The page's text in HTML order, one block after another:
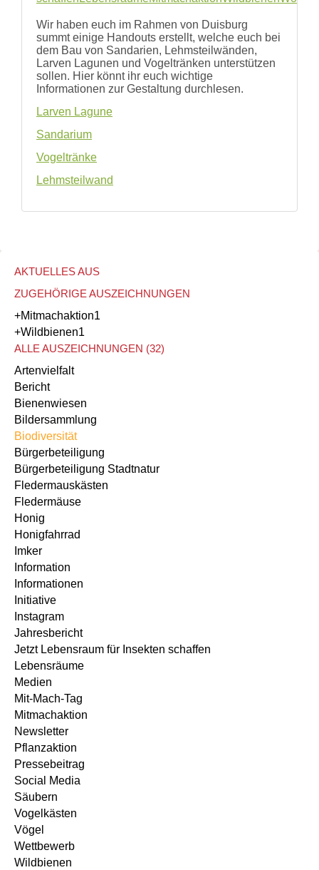
Literatur
Bienenfreundlich
Gärtnern
Allgemein
Wir haben euch im Rahmen von Duisburg
summt einige Handouts erstellt, welche euch bei
dem Bau von Sandarien, Lehmsteilwänden,
Larven Lagunen und Vogeltränken unterstützen
sollen. Hier könnt ihr euch wichtige
Informationen zur Gestaltung durchlesen.
Larven Lagune
Sandarium
Vogeltränke
Lehmsteilwand
AKTUELLES AUS
ZUGEHÖRIGE AUSZEICHNUNGEN
+Mitmachaktion1
+Wildbienen1
ALLE AUSZEICHNUNGEN (32)
Artenvielfalt
Bericht
Bienenwiesen
Bildersammlung
Biodiversität
Bürgerbeteiligung
Bürgerbeteiligung Stadtnatur
Fledermauskästen
Fledermäuse
Honig
Honigfahrrad
Imker
Information
Informationen
Initiative
Instagram
Jahresbericht
Jetzt Lebensraum für Insekten schaffen
Lebensräume
Medien
Mit-Mach-Tag
Mitmachaktion
Newsletter
Pflanzaktion
Pressebeitrag
Social Media
Säubern
Vogelkästen
Vögel
Wettbewerb
Wildbienen